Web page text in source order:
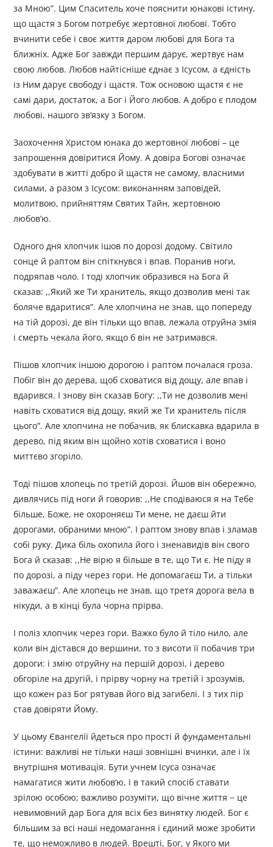
за Мною”. Цим Спаситель хоче пояснити юнакові істину,
що щастя з Богом потребує жертовної любові. Тобто
вчинити себе і своє життя даром любові для Бога та
ближніх. Адже Бог завжди першим дарує, жертвує нам
свою любов. Любов найтісніше єднає з Ісусом, а єдність
із Ним дарує свободу і щастя. Тож основою щастя є не
самі дари, достаток, а Бог і Його любов. А добро є плодом
любові, нашого зв’язку з Богом.
Заохочення Христом юнака до жертовної любові – це
запрошення довіритися Йому. А довіра Богові означає
здобувати в житті добро й щастя не самому, власними
силами, а разом з Ісусом: виконанням заповідей,
молитвою, прийняттям Святих Тайн, жертовною
любов’ю.
Одного дня хлопчик ішов по дорозі додому. Світило
сонце й раптом він спіткнувся і впав. Поранив ноги,
подряпав чоло. І тоді хлопчик образився на Бога й
сказав: ,,Який же Ти хранитель, якщо дозволив мені так
боляче вдаритися”. Але хлопчина не знав, що попереду
на тій дорозі, де він тільки що впав, лежала отруйна змія
і смерть чекала його, якщо б він не затримався.
Пішов хлопчик іншою дорогою і раптом почалася гроза.
Побіг він до дерева, щоб сховатися від дощу, але впав і
вдарився. І знову він сказав Богу: ,,Ти не дозволив мені
навіть сховатися від дощу, який же Ти хранитель після
цього”. Але хлопчина не побачив, як блискавка вдарила в
дерево, під яким він щойно хотів сховатися і воно
миттєво згоріло.
Тоді пішов хлопець по третій дорозі. Йшов він обережно,
дивлячись під ноги й говорив: ,,Не сподіваюся я на Тебе
більше, Боже, не охороняєш Ти мене, не даєш йти
дорогами, обраними мною”. І раптом знову впав і зламав
собі руку. Дика біль охопила його і зненавидів він свого
Бога й сказав: ,,Не вірю я більше в те, що Ти є. Не піду я
по дорозі, а піду через гори. Не допомагаєш Ти, а тільки
заважаєш”. Але хлопець не знав, що третя дорога вела в
нікуди, а в кінці була чорна прірва.
І поліз хлопчик через гори. Важко було й тіло нило, але
коли він дістався до вершини, то з висоти її побачив три
дороги: і змію отруйну на першій дорозі, і дерево
обгоріле на другій, і прірву чорну на третій і зрозумів,
що кожен раз Бог рятував його від загибелі. І з тих пір
став довіряти Йому.
У цьому Євангелії йдеться про прості й фундаментальні
істини: важливі не тільки наші зовнішні вчинки, але і їх
внутрішня мотивація. Бути учнем Ісуса означає
намагатися жити любов’ю, і в такий спосіб ставати
зрілою особою; важливо розуміти, що вічне життя − це
невимовний дар Бога для всіх без винятку людей. Бог є
більшим за всі наші недомагання і єдиний може зробити
те, що неможливо в людей. Врешті, Бог, у Якого ми